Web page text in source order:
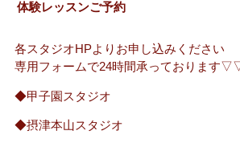
体験レッスンご予約
各スタジオHPよりお申し込みください
専用フォームで24時間承っております
◆甲子園スタジオ
◆摂津本山スタジオ